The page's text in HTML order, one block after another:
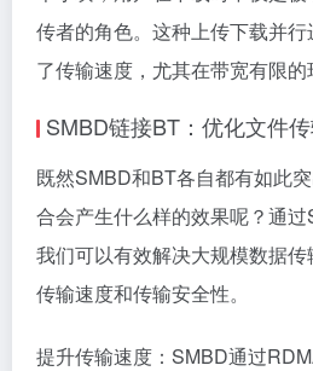
传者的角色。这种上传下载并
了传输速度，尤其在带宽有限的
SMBD链接BT：优化文件
既然SMBD和BT各自都有如此
合会产生什么样的效果呢？通过
我们可以有效解决大规模数据传
传输速度和传输安全性。
提升传输速度：SMBD通过